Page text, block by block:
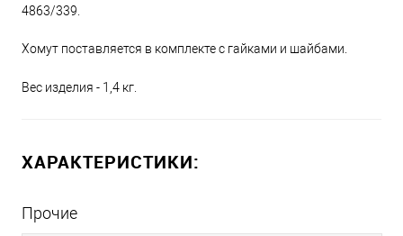
4863/339.
Хомут поставляется в комплекте с гайками и шайбами.
Вес изделия - 1,4 кг.
ХАРАКТЕРИСТИКИ:
Прочие